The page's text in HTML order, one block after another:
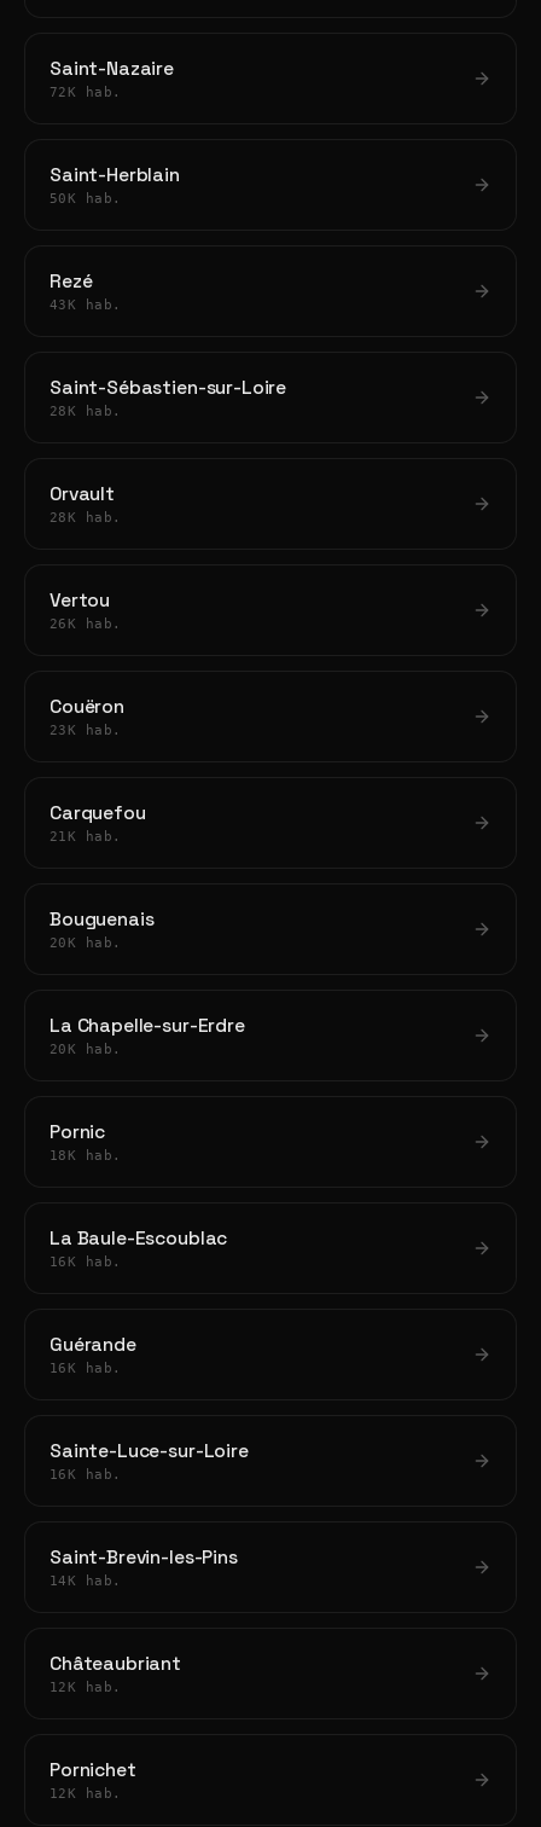
Saint-Nazaire
72K hab.
Saint-Herblain
50K hab.
Rezé
43K hab.
Saint-Sébastien-sur-Loire
28K hab.
Orvault
28K hab.
Vertou
26K hab.
Couëron
23K hab.
Carquefou
21K hab.
Bouguenais
20K hab.
La Chapelle-sur-Erdre
20K hab.
Pornic
18K hab.
La Baule-Escoublac
16K hab.
Guérande
16K hab.
Sainte-Luce-sur-Loire
16K hab.
Saint-Brevin-les-Pins
14K hab.
Châteaubriant
12K hab.
Pornichet
12K hab.